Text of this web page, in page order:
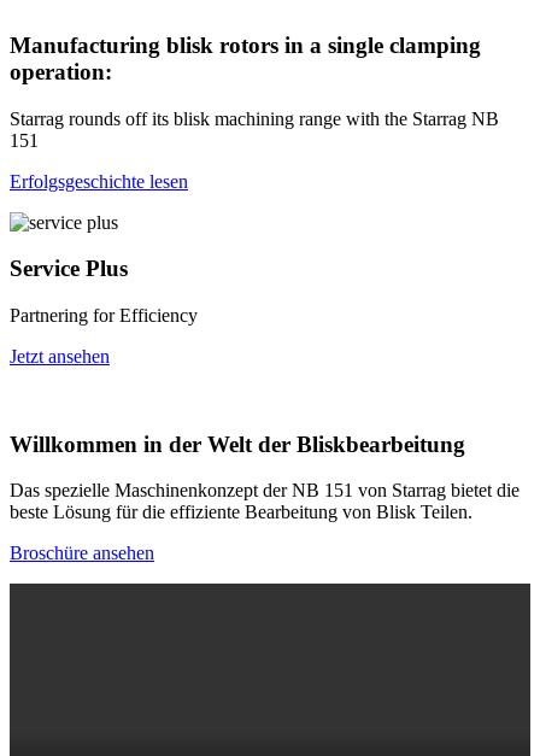
Manufacturing blisk rotors in a single clamping
operation:
Starrag rounds off its blisk machining range with the Starrag NB
151
Erfolgsgeschichte lesen
Service Plus
Partnering for Efficiency
Jetzt ansehen
Willkommen in der Welt der Bliskbearbeitung
Das spezielle Maschinenkonzept der NB 151 von Starrag bietet die
beste Lösung für die effiziente Bearbeitung von Blisk Teilen.
Broschüre ansehen